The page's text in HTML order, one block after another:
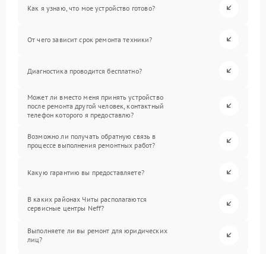
Как я узнаю, что мое устройство готово?
От чего зависит срок ремонта техники?
Диагностика проводится бесплатно?
Может ли вместо меня принять устройство
после ремонта другой человек, контактный
телефон которого я предоставлю?
Возможно ли получать обратную связь в
процессе выполнения ремонтных работ?
Какую гарантию вы предоставляете?
В каких районах Читы располагаются
сервисные центры Neff?
Выполняете ли вы ремонт для юридических
лиц?